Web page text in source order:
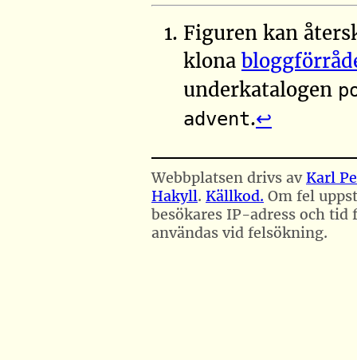
Figuren kan
klona
underkatalogen
advent.↩︎
Webbplatsen drivs avKarl
Hakyll. Källkod. Om fel
besökares IP-adress och
användas vid felsökning.